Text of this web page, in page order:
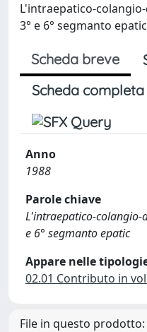
L'intraepatico-
3° e 6° segmanto epatic
Scheda breve
Scheda completa
Anno
1988
Parole chiave
L'intraepatico-colangio-
e 6° segmanto epatic
Appare nelle
02.01 Contributo in
File in questo prodotto: